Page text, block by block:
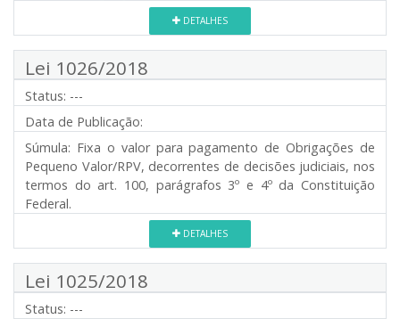
DETALHES
Lei 1026/2018
Status: ---
Data de Publicação:
Súmula: Fixa o valor para pagamento de Obrigações de
Pequeno Valor/RPV, decorrentes de decisões judiciais, nos
termos do art. 100, parágrafos 3º e 4º da Constituição
Federal.
DETALHES
Lei 1025/2018
Status: ---